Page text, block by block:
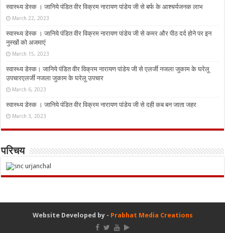
स्वास्थ्य डेस्क । जानिये पंडित वीर विक्रम नारायण पांडेय जी से बर्फ के आश्चर्यजनक लाभ
March 22, 2023
स्वास्थ्य डेस्क । जानिये पंडित वीर विक्रम नारायण पांडेय जी से कमर और पीठ दर्द होने पर इन
नुस्‍खों को अजमाएं
March 15, 2023
स्वास्थ्य डेस्क। जानिये पंडित वीर विक्रम नारायण पांडेय जी से एलर्जी नजला जुकाम के घरेलू
उपचारएलर्जी नजला जुकाम के घरेलू उपचार
March 6, 2023
स्वास्थ्य डेस्क । जानिये पंडित वीर विक्रम नारायण पांडेय जी से दही कब बन जाता जहर
March 3, 2023
परिचय
Website Developed by - Prabhat Media Creations